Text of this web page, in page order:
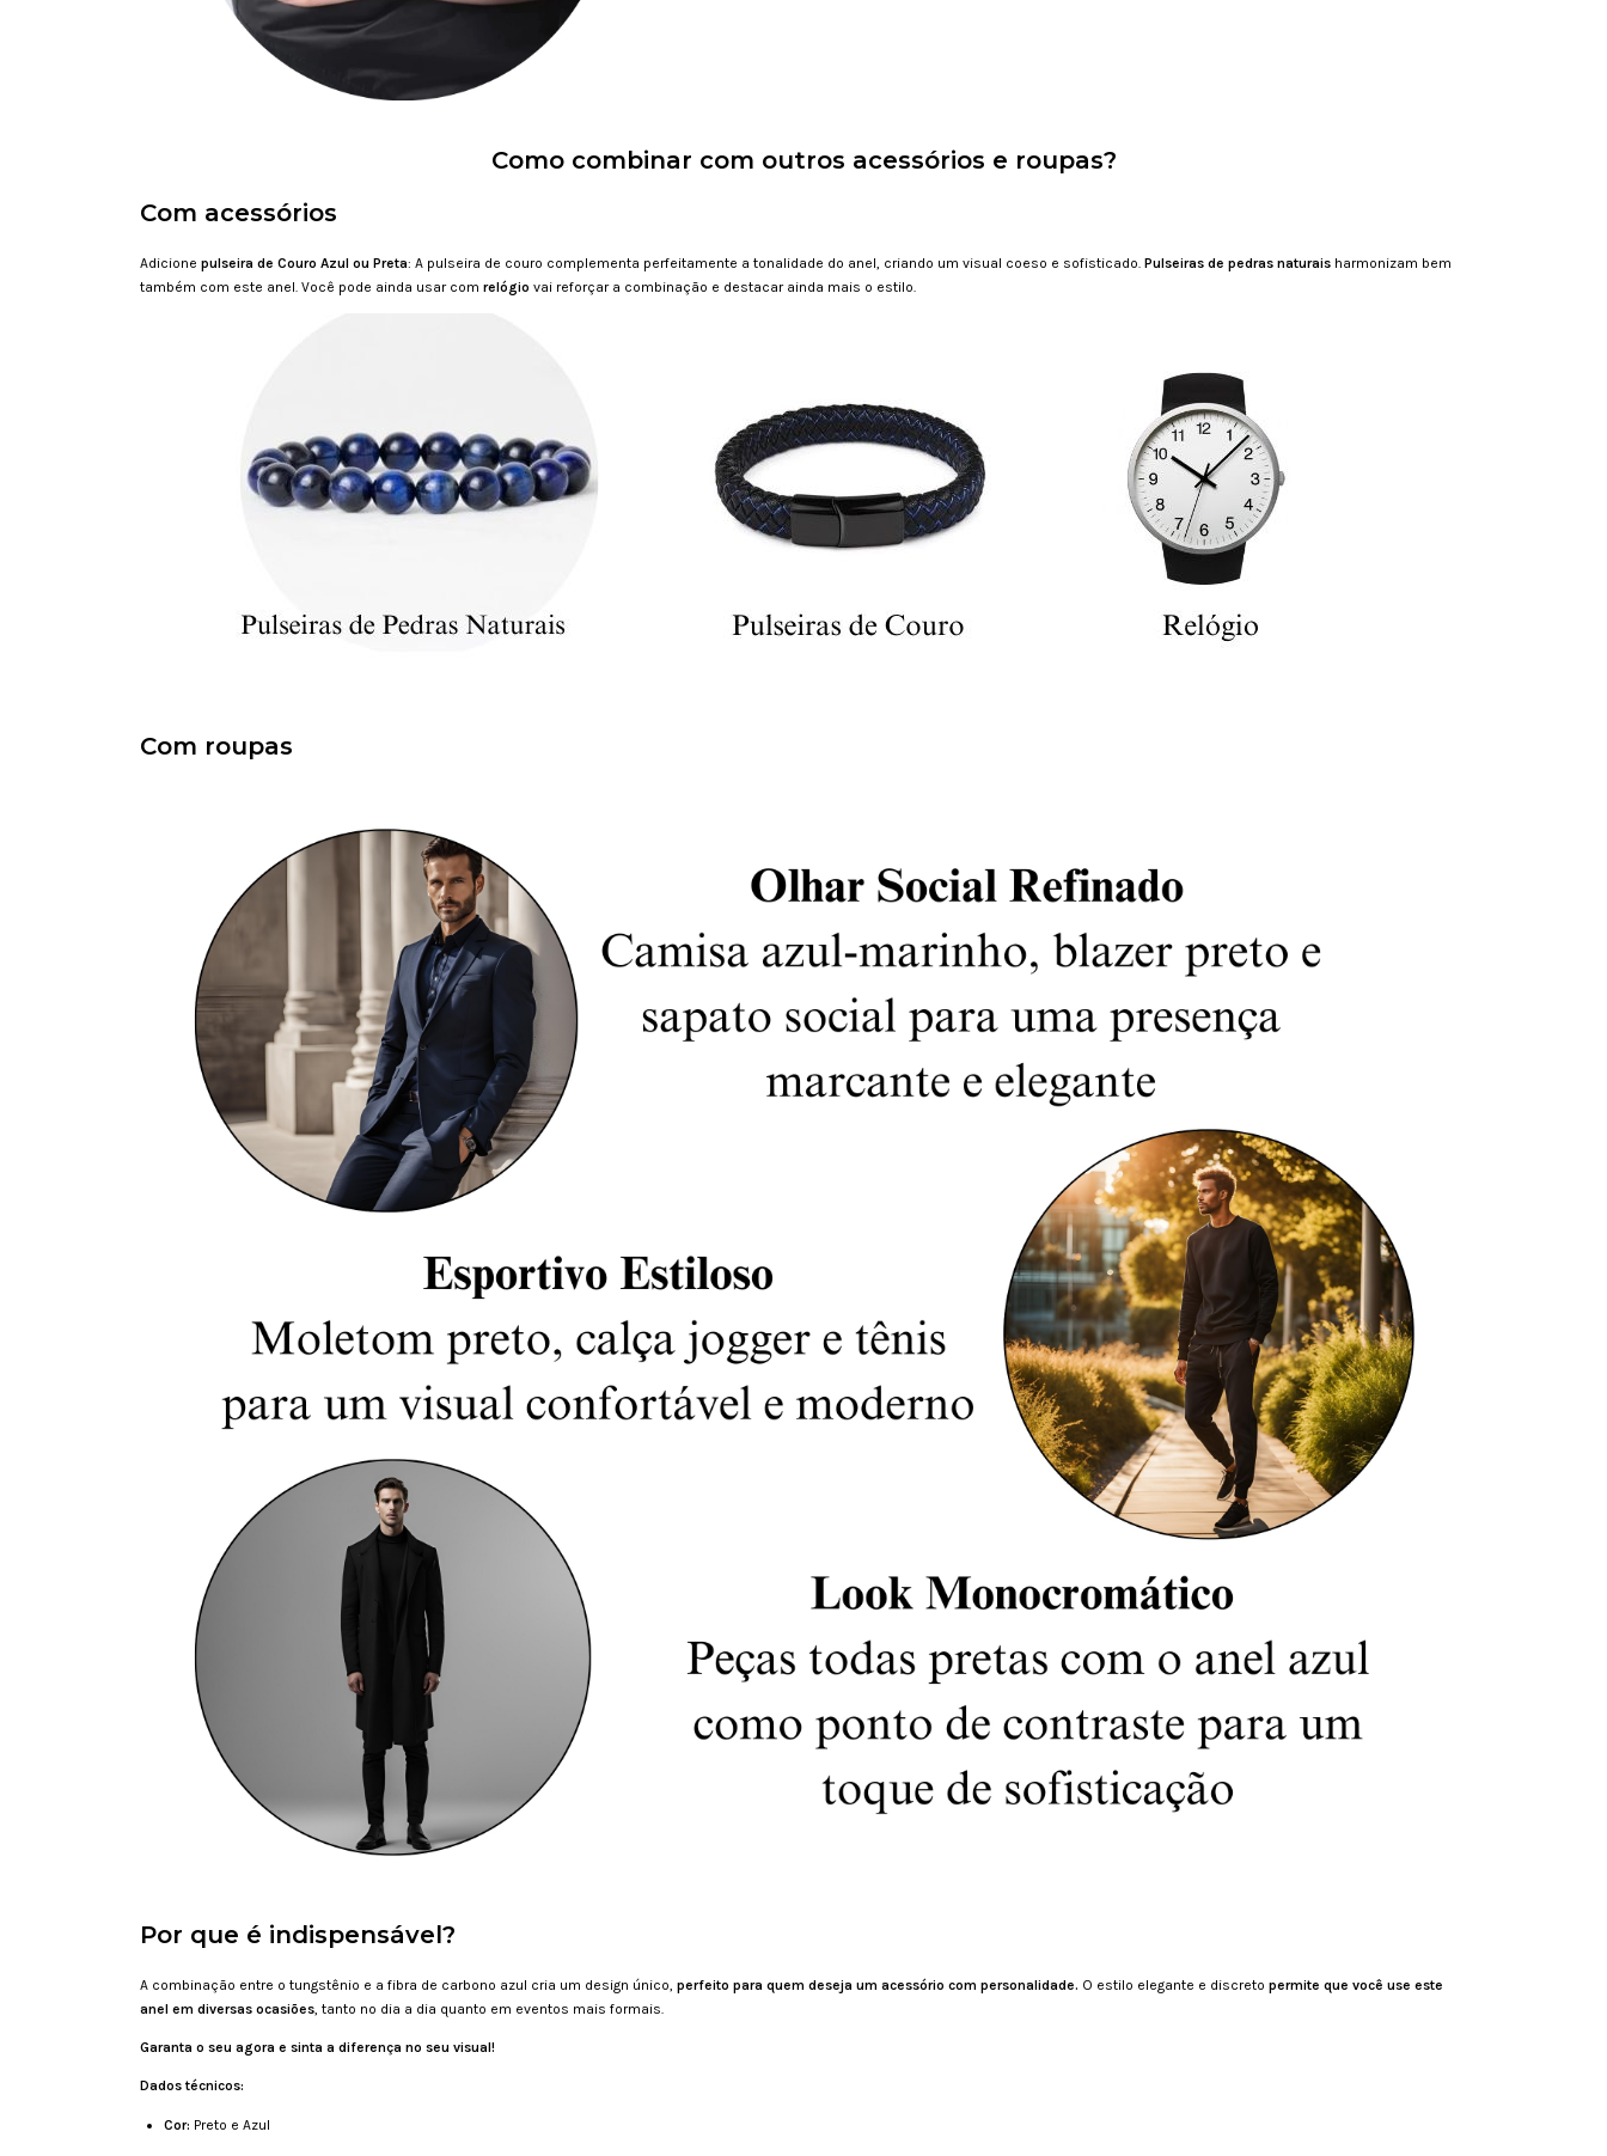
Como combinar com outros acessórios e roupas?
Com acessórios
Adicione pulseira de Couro Azul ou Preta: A pulseira de couro complementa perfeitamente a tonalidade do anel, criando um visual coeso e sofisticado. Pulseiras de pedras naturais harmonizam bem
também com este anel. Você pode ainda usar com relógio vai reforçar a combinação e destacar ainda mais o estilo.
Com roupas
Por que é indispensável?
A combinação entre o tungstênio e a fibra de carbono azul cria um design único, perfeito para quem deseja um acessório com personalidade. O estilo elegante e discreto permite que você use este
anel em diversas ocasiões, tanto no dia a dia quanto em eventos mais formais.
Garanta o seu agora e sinta a diferença no seu visual!
Dados técnicos:
Cor: Preto e Azul